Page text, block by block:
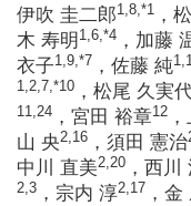
伊吹 圭二郎1,8 ,*1 ，
木 寿明 1,6 ,*4 ，加藤
衣子1,9 ,*7 ，佐藤 純
1,2,7 ,*10 ，松尾 久実
11,24 ，宮田 裕章12
山 央2,16 ，須田 憲治
中川 直美2,20 ，西川
2,3 ，宗内 淳2,17 ，